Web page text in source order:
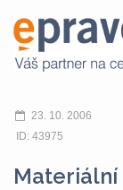
23. 10. 2006
ID: 43975
Materiální